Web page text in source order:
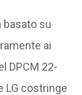
basato su
ai
DPCM 22-
LG costringe